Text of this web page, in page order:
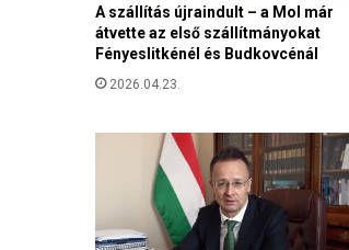
f
e
l
e
ü
A szállítás újraindult – a Mol már
átvette az első szállítmányokat
Fényeslitkénél és Budkovcénál
2026.04.23.